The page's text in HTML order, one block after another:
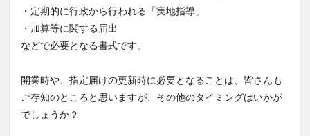
・定期的に行政から行われる「実地指導」
・加算等に関する届出
などで必要となる書式です。
開業時や、指定届けの更新時に必要となることは、皆さんも
ご存知のところと思いますが、その他のタイミングはいかが
でしょうか？